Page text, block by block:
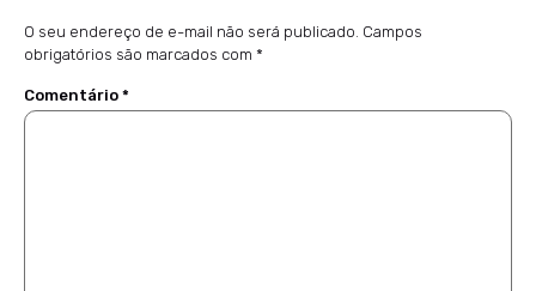
O seu endereço de e-mail não será publicado. Campos
obrigatórios são marcados com *
Comentário *